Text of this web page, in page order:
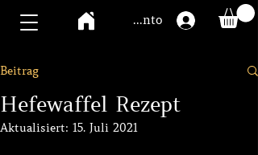
Mawoo Konto
Beitrag
Hefewaffel Rezept
Aktualisiert: 15. Juli 2021